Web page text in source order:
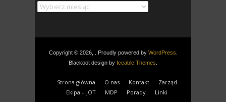
Copyright © 2026, . Proudly powered by WordPress
Blackoot design by Iceable Themes
Strona główna O nas Kontakt
Zarząd
Ekipa – JOT
MDP Porady Linki